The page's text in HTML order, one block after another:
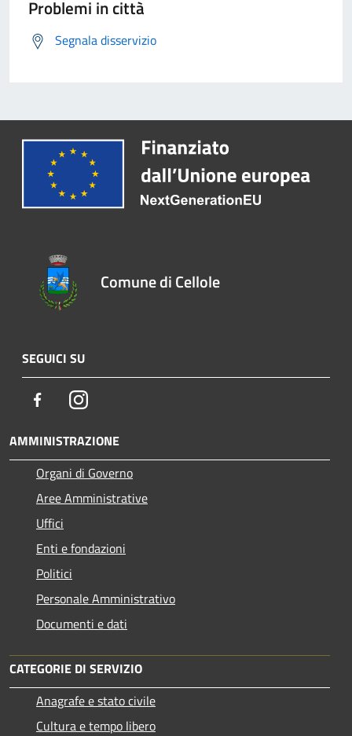
Problemi in città
Segnala disservizio
Comune di Cellole
SEGUICI SU
FacebookInstagram
AMMINISTRAZIONE
Organi di Governo
Aree Amministrative
Uffici
Enti e fondazioni
Politici
Personale Amministrativo
Documenti e dati
CATEGORIE DI SERVIZIO
Anagrafe e stato civile
Cultura e tempo libero